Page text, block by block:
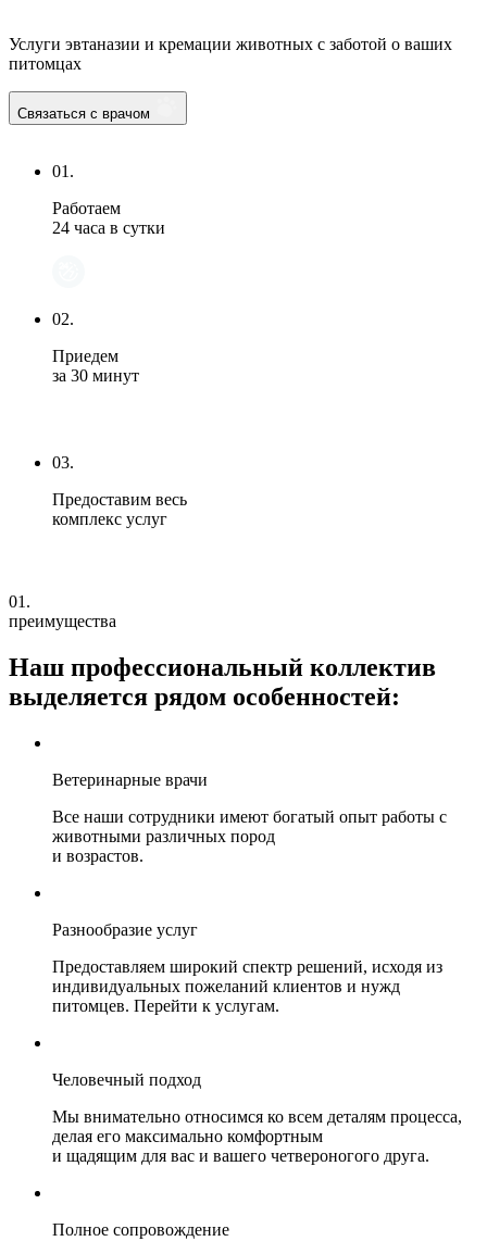
Услуги эвтаназии и кремации животных с заботой о ваших
питомцах
Связаться с врачом
01.
Работаем
24 часа в сутки
02.
Приедем
за 30 минут
03.
Предоставим весь
комплекс услуг
01.
преимущества
Наш профессиональный коллектив
выделяется рядом особенностей:
Ветеринарные врачи
Все наши сотрудники имеют богатый опыт работы с
животными различных пород
и возрастов.
Разнообразие услуг
Предоставляем широкий спектр решений, исходя из
индивидуальных пожеланий клиентов и нужд
питомцев. Перейти к услугам.
Человечный подход
Мы внимательно относимся ко всем деталям процесса,
делая его максимально комфортным
и щадящим для вас и вашего четвероногого друга.
Полное сопровождение